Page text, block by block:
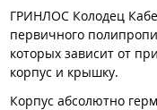
ГРИНЛОС Колодец
первичного
которых зависит от
корпус и крышку.
Корпус абсолютно